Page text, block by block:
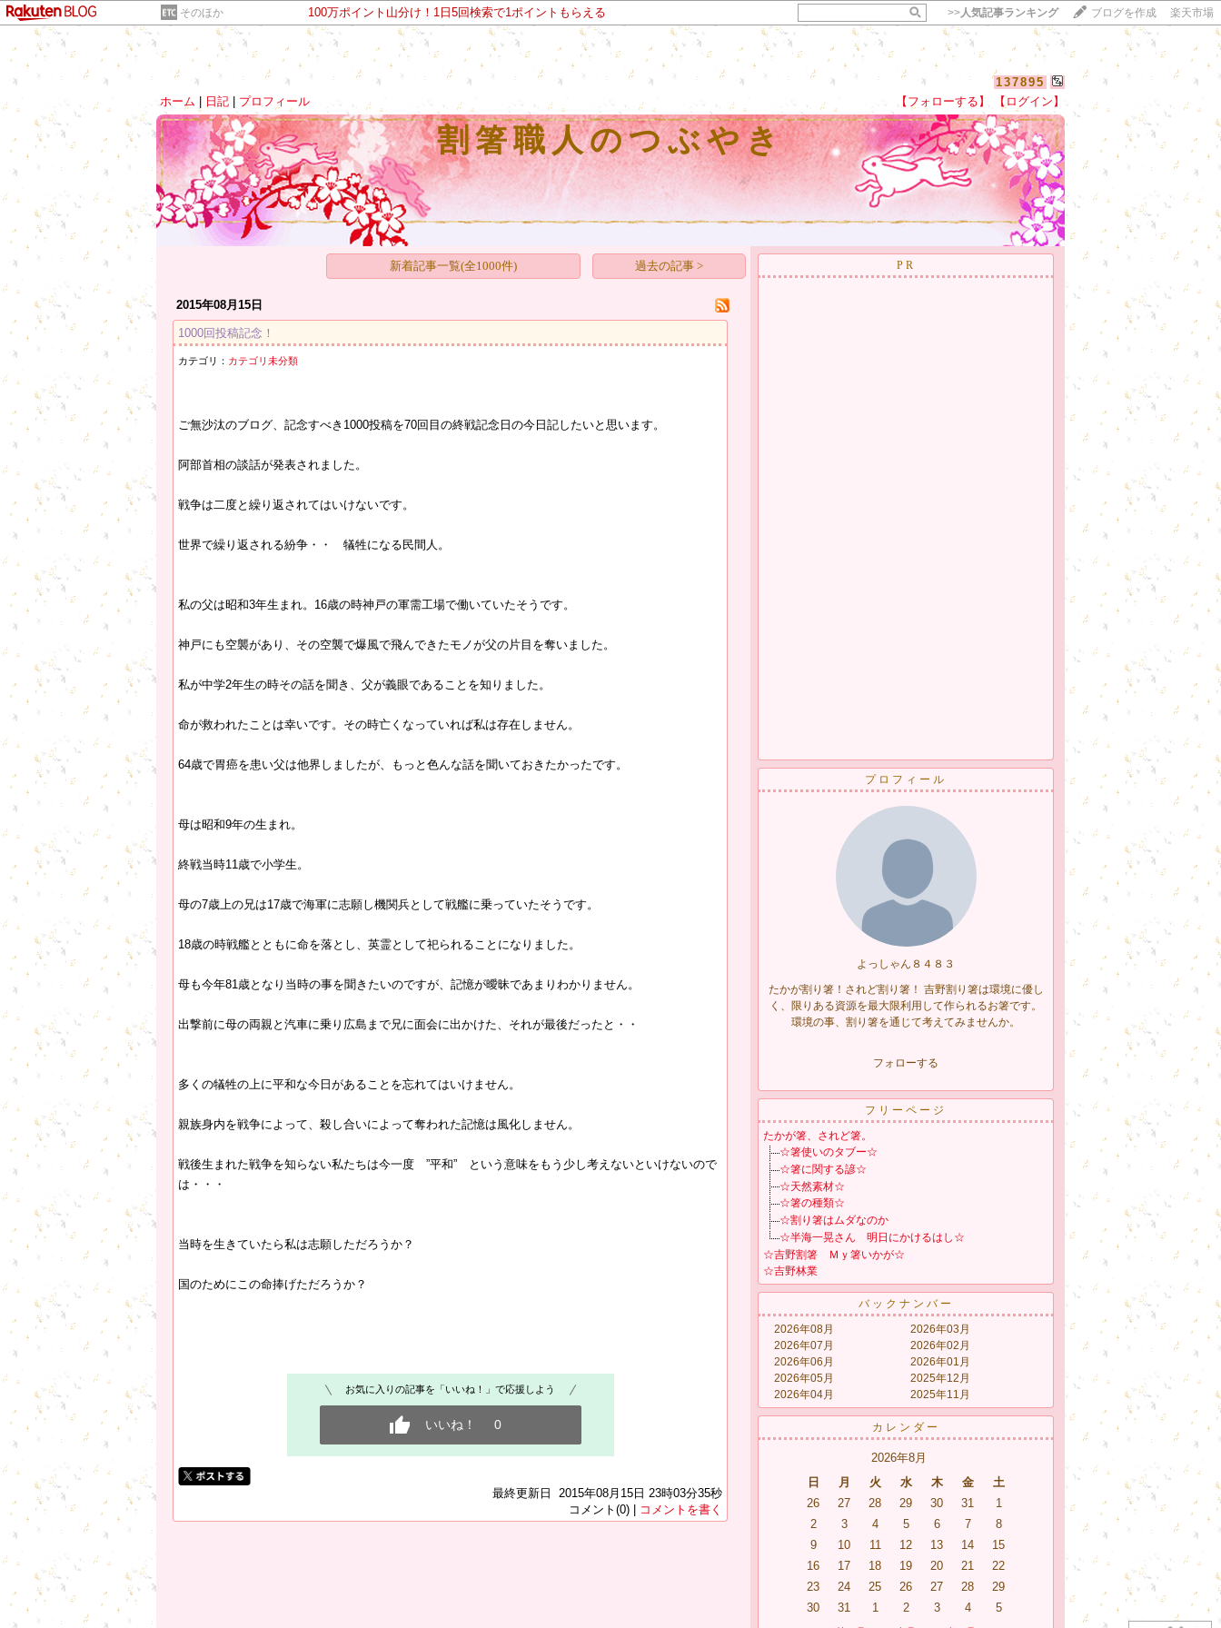
そのほか 100万ポイント山分け！1日5回検索で1ポイントもらえる >>人気記事ランキング ブログを作成 楽天市場
137895
ホーム
日記 プロフィール 【フォローする】 【ログイン】
割箸職人のつぶやき
【毎日開催】
15記事にいいね！で1ポイント
10秒滞在
いいね!
新着記事一覧(全1000件) 過去の記事 >
2015年08月15日
1000回投稿記念！
カテゴリ： カテゴリ未分類
ご無沙汰のブログ、記念すべき1000投稿を70回目の終戦記念日の今日記したいと思います。
阿部首相の談話が発表されました。
戦争は二度と繰り返されてはいけないです。
世界で繰り返される紛争・・ 犠牲になる民間人。
私の父は昭和3年生まれ。16歳の時神戸の軍需工場で働いていたそうです。
神戸にも空襲があり、その空襲で爆風で飛んできたモノが父の片目を奪いました。
私が中学2年生の時その話を聞き、父が義眼であることを知りました。
命が救われたことは幸いです。その時亡くなっていれば私は存在しません。
64歳で胃癌を患い父は他界しましたが、もっと色んな話を聞いておきたかったです。
母は昭和9年の生まれ。
終戦当時11歳で小学生。
母の7歳上の兄は17歳で海軍に志願し機関兵として戦艦に乗っていたそうです。
18歳の時戦艦とともに命を落とし、英霊として祀られることになりました。
母も今年81歳となり当時の事を聞きたいのですが、記憶が曖昧であまりわかりません。
出撃前に母の両親と汽車に乗り広島まで兄に面会に出かけた、それが最後だったと・・
多くの犠牲の上に平和な今日があることを忘れてはいけません。
親族身内を戦争によって、殺し合いによって奪われた記憶は風化しません。
戦後生まれた戦争を知らない私たちは今一度 ”平和” という意味をもう少し考えないといけないので
は・・・
当時を生きていたら私は志願しただろうか？
国のためにこの命捧げただろうか？
お気に入りの記事を「いいね！」で応援しよう
いいね！ 0
最終更新日 2015年08月15日 23時03分35秒
コメント(0) |
コメントを書く
PR
プロフィール
よっしゃん８４８３
たかが割り箸！されど割り箸！ 吉野割り箸は環境に優し
く、限りある資源を最大限利用して作られるお箸です。
環境の事、割り箸を通じて考えてみませんか。
フォローする
フリーページ
たかが箸、されど箸。
☆箸使いのタブー☆
☆箸に関する諺☆
☆天然素材☆
☆箸の種類☆
☆割り箸はムダなのか
☆半海一晃さん 明日にかけるはし☆
☆吉野割箸 Ｍｙ箸いかが☆
☆吉野林業
バックナンバー
2026年08月
2026年07月
2026年06月
2026年05月
2026年04月
2026年03月
2026年02月
2026年01月
2025年12月
2025年11月
カレンダー
2026年8月
日
月 火 水 木 金
土
26
27 28 29 30 31
1
2
3 4 5 6 7
8
9
10 11 12 13 14
15
16
17 18 19 20 21
22
23
24 25 26 27 28
29
30
31 1 2 3 4 5